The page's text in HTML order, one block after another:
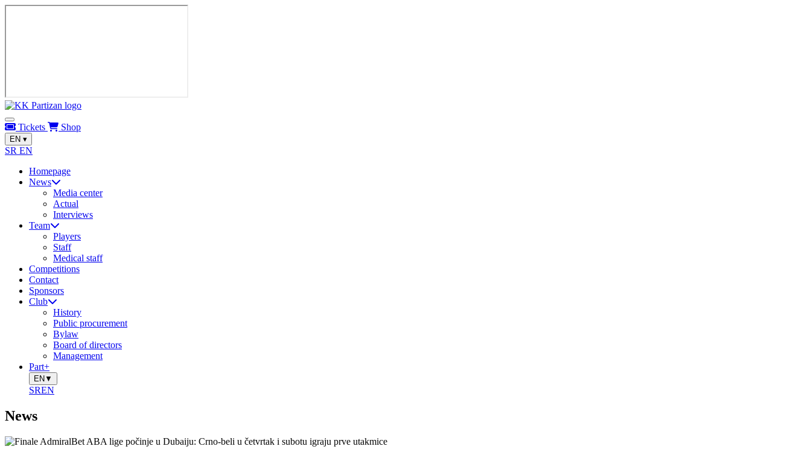
Tickets Shop
EN ▾
SR EN
Homepage
News
Media center
Actual
Interviews
Team
Players
Staff
Medical staff
Competitions
Contact
Sponsors
Club
History
Public procurement
Bylaw
Board of directors
Management
Part+
EN ▼
SREN
News